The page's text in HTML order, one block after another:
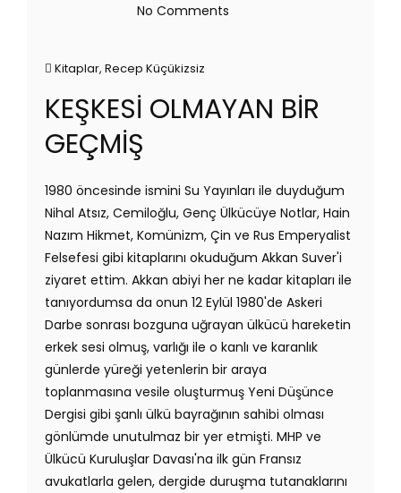
No Comments
Kitaplar, Recep Küçükizsiz
KEŞKESİ OLMAYAN BİR
GEÇMİŞ
1980 öncesinde ismini Su Yayınları ile duyduğum
Nihal Atsız, Cemiloğlu, Genç Ülkücüye Notlar, Hain
Nazım Hikmet, Komünizm, Çin ve Rus Emperyalist
Felsefesi gibi kitaplarını okuduğum Akkan Suver'i
ziyaret ettim. Akkan abiyi her ne kadar kitapları ile
tanıyordumsa da onun 12 Eylül 1980'de Askeri
Darbe sonrası bozguna uğrayan ülkücü hareketin
erkek sesi olmuş, varlığı ile o kanlı ve karanlık
günlerde yüreği yetenlerin bir araya
toplanmasına vesile oluşturmuş Yeni Düşünce
Dergisi gibi şanlı ülkü bayrağının sahibi olması
gönlümde unutulmaz bir yer etmişti. MHP ve
Ülkücü Kuruluşlar Davası'na ilk gün Fransız
avukatlarla gelen, dergide duruşma tutanaklarını